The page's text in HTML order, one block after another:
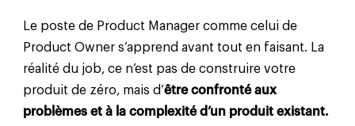
Le poste de Product Manager comme celui de
Product Owner s’apprend avant tout en faisant. La
réalité du job, ce n’est pas de construire votre
produit de zéro, mais d’être confronté aux
problèmes et à la complexité d’un produit existant.